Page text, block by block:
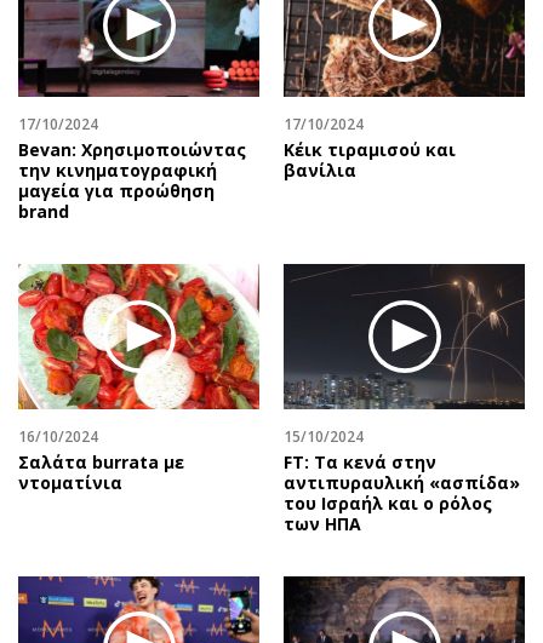
17/10/2024
Bevan: Χρησιμοποιώντας
την κινηματογραφική
μαγεία για προώθηση
brand
17/10/2024
Κέικ τιραμισού και
βανίλια
16/10/2024
Σαλάτα burrata με
ντοματίνια
15/10/2024
FT: Tα κενά στην
αντιπυραυλική «ασπίδα»
του Ισραήλ και ο ρόλος
των ΗΠΑ